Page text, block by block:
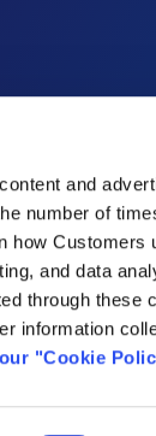
and
number of
how
and data
through these
information
"Cookie
東京国際空港ター